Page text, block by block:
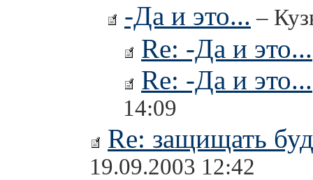
-Да и это... –
Re: -Да и это...
Re: -Да и это...
14:09
Re: защищать
19.09.2003 12:42